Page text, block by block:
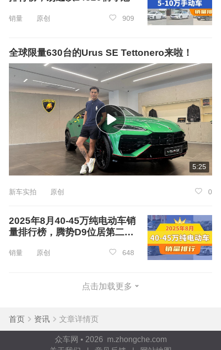
销量 原创 909
全球限量630台的Urus SE Tettonero来啦！
5:25
新车实拍 原创 0
2025年8月40-45万纯电动车销
量排行榜，腾势D9位居第二，
销量 原创 648
点击加载更多
首页 资讯 文章详情页
众车网 • 2026 m.zhongche.com